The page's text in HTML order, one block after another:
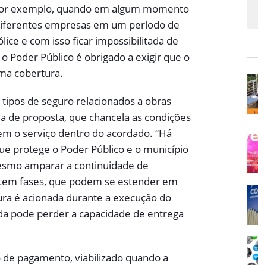
exemplo, quando em algum momento
empresas em um período de
e com isso ficar impossibilitada de
Poder Público é obrigado a exigir que o
cobertura.
de seguro relacionados a obras
de proposta, que chancela as condições
o serviço dentro do acordado. “Há
protege o Poder Público e o município
amparar a continuidade de
fases, que podem se estender em
é acionada durante a execução do
pode perder a capacidade de entrega
pagamento, viabilizado quando a